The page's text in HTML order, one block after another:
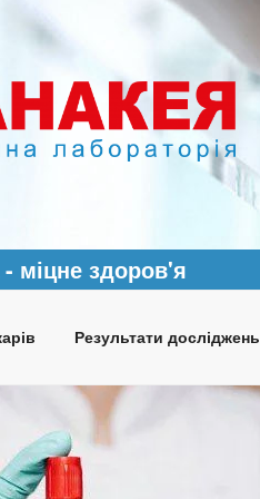
- міцне здоров'я
Результати досліджень